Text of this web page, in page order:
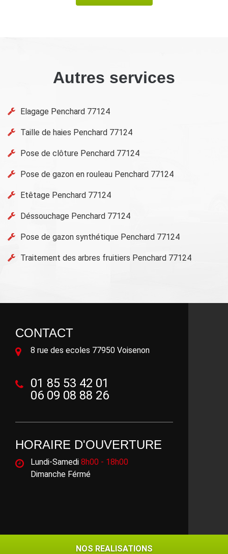
NOS REALISATIONS
NOS REALISATIONS
Autres services
Elagage Penchard 77124
Taille de haies Penchard 77124
Pose de clôture Penchard 77124
Pose de gazon en rouleau Penchard 77124
Etêtage Penchard 77124
Déssouchage Penchard 77124
Pose de gazon synthétique Penchard 77124
Traitement des arbres fruitiers Penchard 77124
CONTACT
8 rue des ecoles 77950 Voisenon
01 85 53 42 01
06 09 08 88 26
HORAIRE D'OUVERTURE
Lundi-Samedi 8h00 - 18h00
Dimanche Férmé
©2018 - 2026 Tout droit réservé -Mentions légales